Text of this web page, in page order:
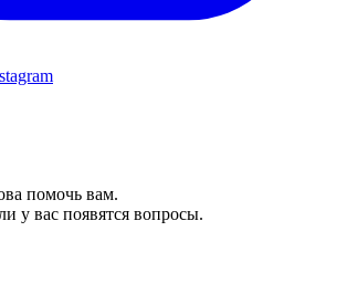
помочь вам.
у вас появятся вопросы.